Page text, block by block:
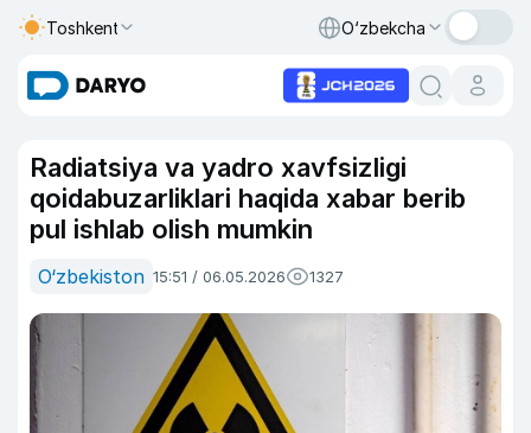
Toshkent O‘zbekcha
Radiatsiya va yadro xavfsizligi
qoidabuzarliklari haqida xabar berib
pul ishlab olish mumkin
O‘zbekiston 15:51 / 06.05.2026 1327